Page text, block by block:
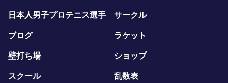
日本人男子プロテニス選手 サークル
ブログ ラケット
壁打ち場 ショップ
スクール 乱数表